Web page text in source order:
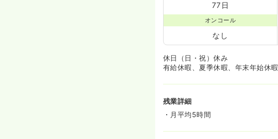
77日
オンコール
なし
休日（日・祝）休み
有給休暇、夏季休暇、年末年始休暇
残業詳細
・月平均5時間